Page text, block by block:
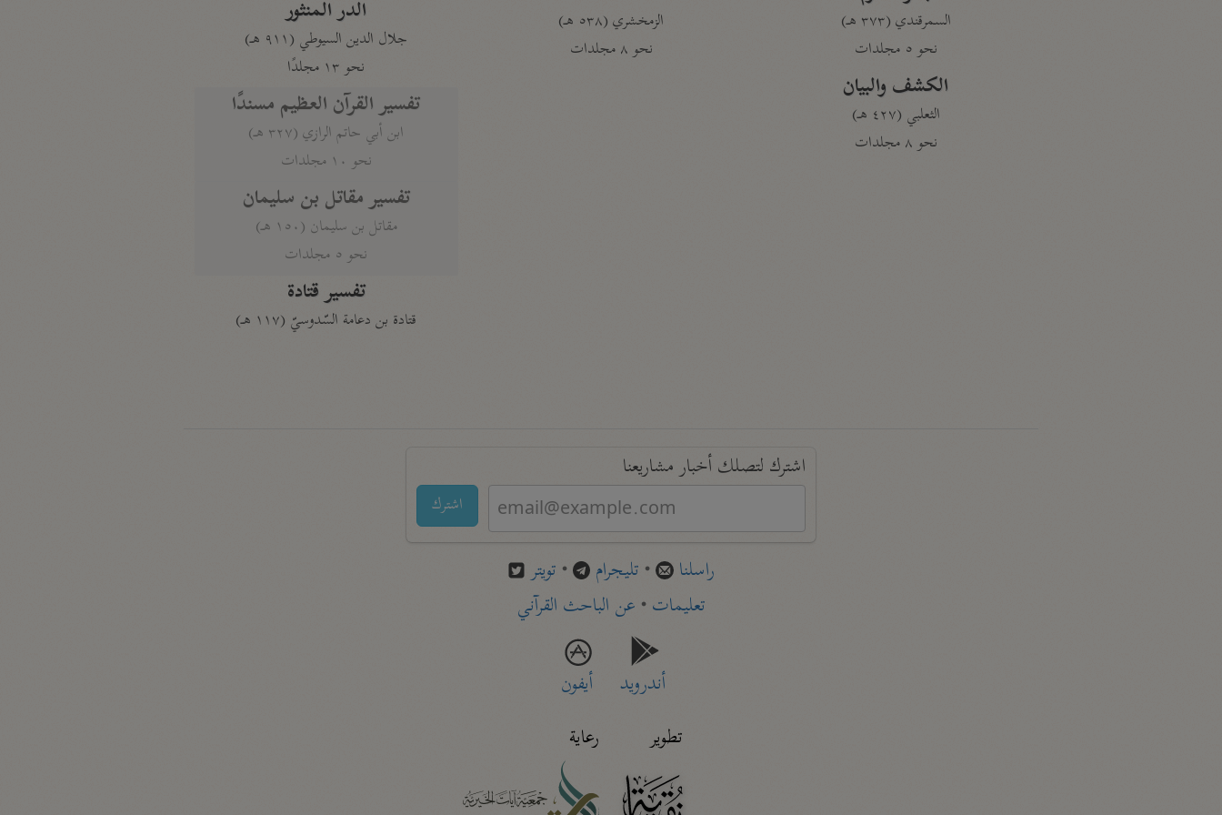
السمرقندي (٣٧٣ هـ)
نحو ٥ مجلدات
الكشف والبيان
الثعلبي (٤٢٧ هـ)
نحو ٨ مجلدات
الزمخشري (٥٣٨ هـ)
نحو ٨ مجلدات
الدر المنثور
جلال الدين السيوطي (٩١١ هـ)
نحو ١٣ مجلدًا
تفسير القرآن العظيم مسندًا
ابن أبي حاتم الرازي (٣٢٧ هـ)
نحو ١٠ مجلدات
تفسير مقاتل بن سليمان
مقاتل بن سليمان (١٥٠ هـ)
نحو ٥ مجلدات
تفسير قتادة
قتادة بن دعامة السّدوسيّ (١١٧ هـ)
اشترك لتصلك أخبار مشاريعنا
اشترك
راسلنا • تليجرام • تويتر
تعليمات• عن الباحث القرآني
أندرويد
أيفون
تطوير
رعاية